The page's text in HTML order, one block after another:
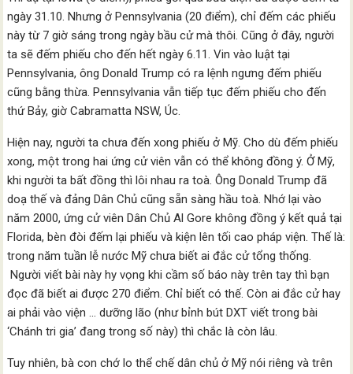
ngày 31.10. Nhưng ở Pennsylvania (20 điểm), chỉ đếm các phiếu
này từ 7 giờ sáng trong ngày bầu cử mà thôi. Cũng ở đây, người
ta sẽ đếm phiếu cho đến hết ngày 6.11. Vin vào luật tại
Pennsylvania, ông Donald Trump có ra lệnh ngưng đếm phiếu
cũng bằng thừa. Pennsylvania vẫn tiếp tục đếm phiếu cho đến
thứ Bảy, giờ Cabramatta NSW, Úc.
Hiện nay, người ta chưa đến xong phiếu ở Mỹ. Cho dù đếm phiếu
xong, một trong hai ứng cử viên vẫn có thể không đồng ý. Ở Mỹ,
khi người ta bất đồng thì lôi nhau ra toà. Ông Donald Trump đã
doạ thế và đảng Dân Chủ cũng sẵn sàng hầu toà. Nhớ lại vào
năm 2000, ứng cử viên Dân Chủ Al Gore không đồng ý kết quả tại
Florida, bèn đòi đếm lại phiếu và kiện lên tối cao pháp viện. Thế là:
trong năm tuần lễ nước Mỹ chưa biết ai đắc cử tổng thống.
Người viết bài này hy vọng khi cầm số báo này trên tay thì bạn
đọc đã biết ai được 270 điểm. Chỉ biết có thế. Còn ai đắc cử hay
ai phải vào viện … dưỡng lão (như bỉnh bút DXT viết trong bài
‘Chánh tri gia’ đang trong số này) thì chắc là còn lâu.
Tuy nhiên, bà con chớ lo thể chế dân chủ ở Mỹ nói riêng và trên